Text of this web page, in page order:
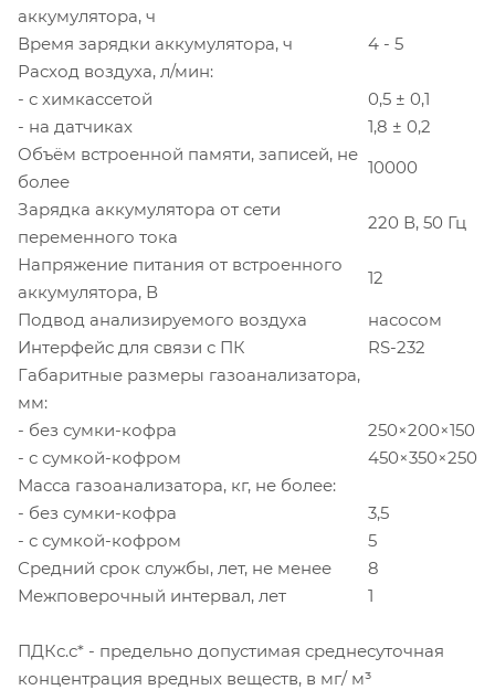
аккумулятора, ч
Время зарядки аккумулятора, ч
4 - 5
Расход воздуха, л/мин:
- с химкассетой
0,5 ± 0,1
- на датчиках
1,8 ± 0,2
Объём встроенной памяти, записей, не
более
10000
Зарядка аккумулятора от сети
переменного тока
220 В, 50 Гц
Напряжение питания от встроенного
аккумулятора, В
12
Подвод анализируемого воздуха
насосом
Интерфейс для связи с ПК
RS-232
Габаритные размеры газоанализатора,
мм:
- без сумки-кофра
250×200×150
- с сумкой-кофром
450×350×250
Масса газоанализатора, кг, не более:
- без сумки-кофра
3,5
- с сумкой-кофром
5
Средний срок службы, лет, не менее
8
Межповерочный интервал, лет
1
ПДКс.с* - предельно допустимая среднесуточная
концентрация вредных веществ, в мг/ м³